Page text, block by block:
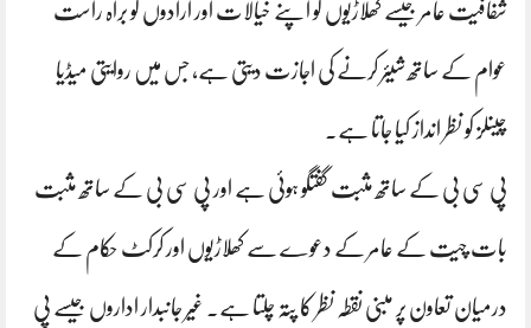
شفافیت عامر جیسے کھلاڑیوں کو اپنے خیالات اور ارادوں کو براہ راست
عوام کے ساتھ شیئر کرنے کی اجازت دیتی ہے، جس میں روایتی میڈیا
چینلز کو نظر انداز کیا جاتا ہے۔
پی سی بی کے ساتھ مثبت گفتگو ہوئی ہے اور پی سی بی کے ساتھ مثبت
بات چیت کے عامر کے دعوے سے کھلاڑیوں اور کرکٹ حکام کے
درمیان تعاون پر مبنی نقطہ نظر کا پتہ چلتا ہے۔ غیر جانبدار اداروں جیسے پی